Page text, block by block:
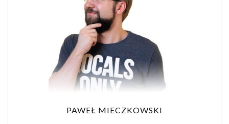
PAWEŁ MIECZKOWSKI